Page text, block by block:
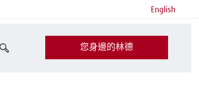
English
您身邊的林德